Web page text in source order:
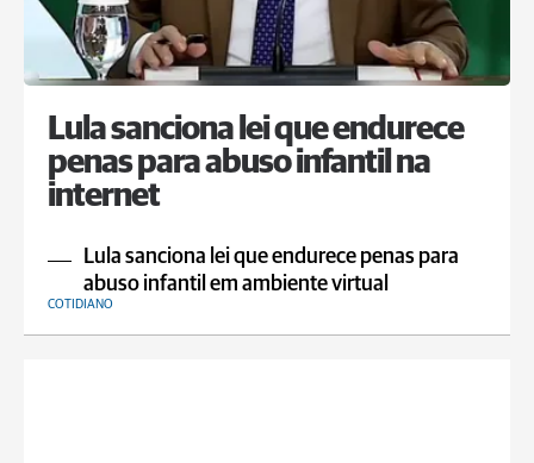
Lula sanciona lei que endurece
penas para abuso infantil na
internet
Lula sanciona lei que endurece penas para
abuso infantil em ambiente virtual
COTIDIANO